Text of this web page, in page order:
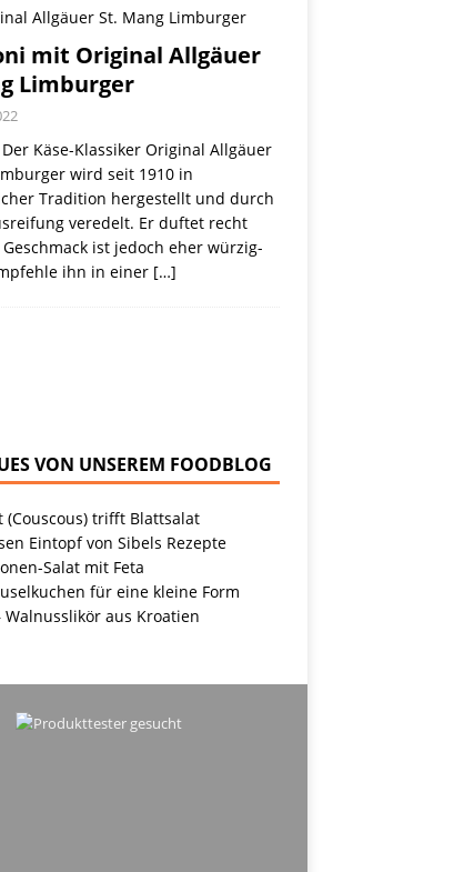
mit Original Allgäuer
Limburger
Käse-Klassiker Original Allgäuer
wird seit 1910 in
Tradition hergestellt und durch
veredelt. Er duftet recht
ist jedoch eher würzig-
ihn in einer […]
VON UNSEREM FOODBLOG
(Couscous) trifft Blattsalat
Eintopf von Sibels Rezepte
Salat mit Feta
für eine kleine Form
Walnusslikör aus Kroatien